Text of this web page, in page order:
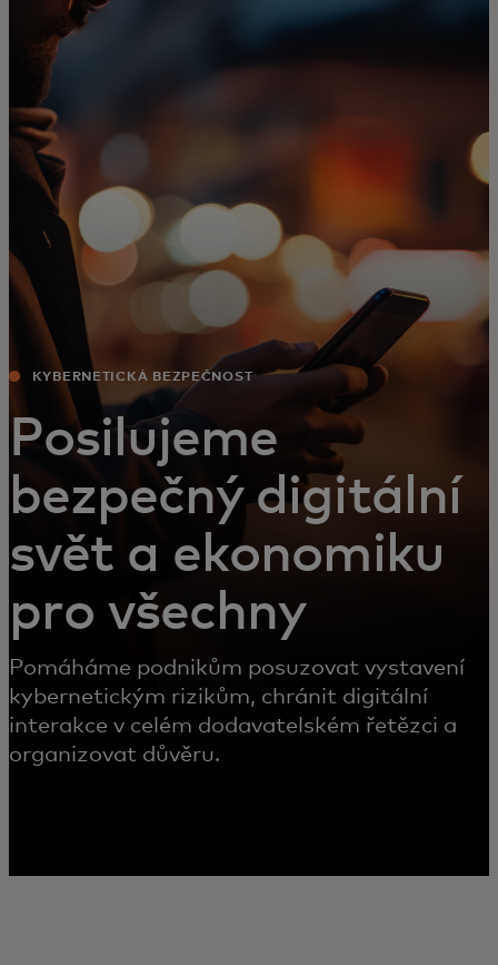
Pro vás
Pro firmy
Pro svět
Pro inovátory
Novinky a trendy
KYBERNETICKÁ BEZPEČNOST
Posilujeme
bezpečný digitální
svět a ekonomiku
pro všechny
Pomáháme podnikům posuzovat vystavení
kybernetickým rizikům, chránit digitální
interakce v celém dodavatelském řetězci a
organizovat důvěru.